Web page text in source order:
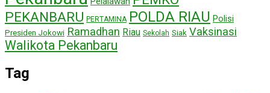
PEKANBARU PERTAMINA POLDA RIAU Polisi
Presiden Jokowi Ramadhan Riau Sekolah Siak Vaksinasi
Walikota Pekanbaru
Tag